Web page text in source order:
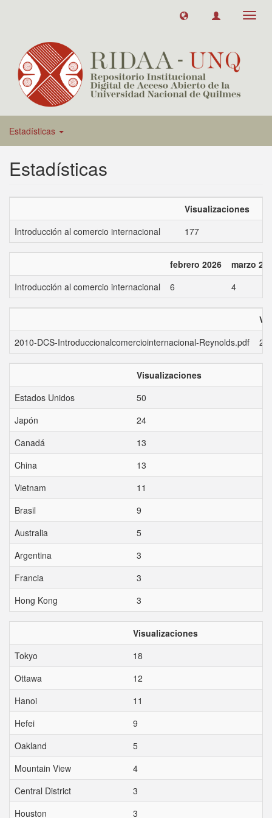
Estadísticas
Estadísticas
Visualizaciones
Introducción al comercio internacional
177
febrero 2026
marzo
Introducción al comercio internacional
6 4
2010-DCS-Introduccionalcomerciointernacional-Reynolds.pdf
22
Visualizaciones
Estados Unidos
50
Japón
24
Canadá
13
China
13
Vietnam
11
Brasil
9
Australia
5
Argentina
3
Francia
3
Hong Kong
3
Visualizaciones
Tokyo
18
Ottawa
12
Hanoi
11
Hefei
9
Oakland
5
Mountain View
4
Central District
3
Houston
3